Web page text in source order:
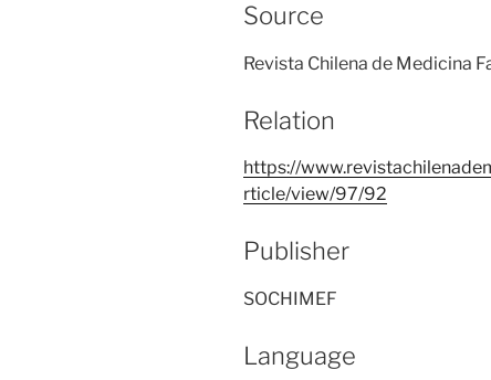
Source
Revista Chilena de Medicina
Relation
https://
rticle/view/97/92
Publisher
SOCHIMEF
Language